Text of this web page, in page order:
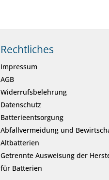
Rechtliches
Impressum
AGB
Widerrufsbelehrung
Datenschutz
Batterieentsorgung
Abfallvermeidung und
Altbatterien
Getrennte Ausweisung der
für Batterien